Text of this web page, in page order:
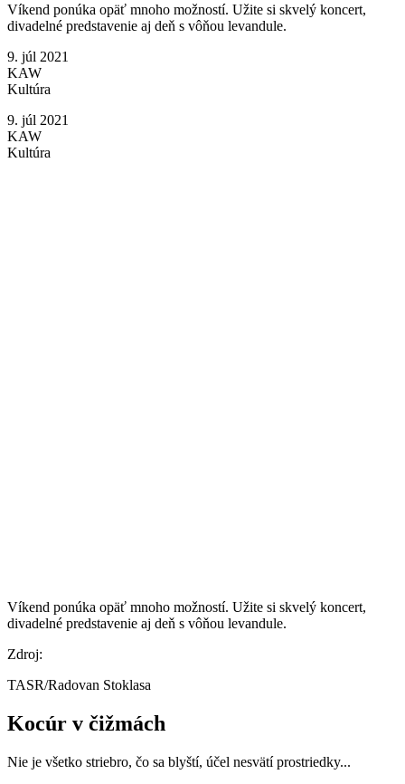
Víkend ponúka opäť mnoho možností. Užite si skvelý koncert,
divadelné predstavenie aj deň s vôňou levandule.
9. júl 2021
KAW
Kultúra
9. júl 2021
KAW
Kultúra
Víkend ponúka opäť mnoho možností. Užite si skvelý koncert,
divadelné predstavenie aj deň s vôňou levandule.
Zdroj:
TASR/Radovan Stoklasa
Kocúr v čižmách
Nie je všetko striebro, čo sa blyští, účel nesvätí prostriedky...